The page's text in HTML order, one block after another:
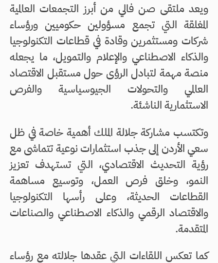
ويعد ملتقى صن فالي من أبرز التجمعات العالمية
المغلقة التي تجمع مسؤولين حكوميين ورؤساء
شركات ومستثمرين وقادة في قطاعات التكنولوجيا
والذكاء الاصطناعي والإعلام والتمويل، ما يجعله
منصة مهمة لتبادل الرؤى حول مستقبل الاقتصاد
العالمي والتحولات الجيوسياسية والفرص
الاستثمارية الناشئة.
وتكتسب مشاركة جلالة الملك أهمية خاصة في ظل
سعي الأردن إلى جذب استثمارات نوعية تتماشى مع
رؤية التحديث الاقتصادي، التي تستهدف تعزيز
النمو، وخلق فرص العمل، وتوسيع مساهمة
القطاعات الحديثة، وعلى رأسها التكنولوجيا
والاقتصاد الرقمي والذكاء الاصطناعي والصناعات
المتقدمة.
كما تعكس اللقاءات التي عقدها جلالته مع رؤساء